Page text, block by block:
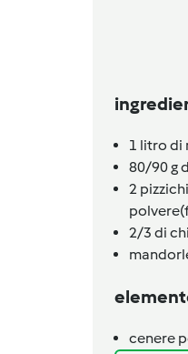
1 litro di
80/90g
2 pizzichi
2/3 di
cenere